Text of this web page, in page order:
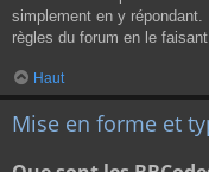
simplement en y
règles du forum en le
Haut
Mise en forme et